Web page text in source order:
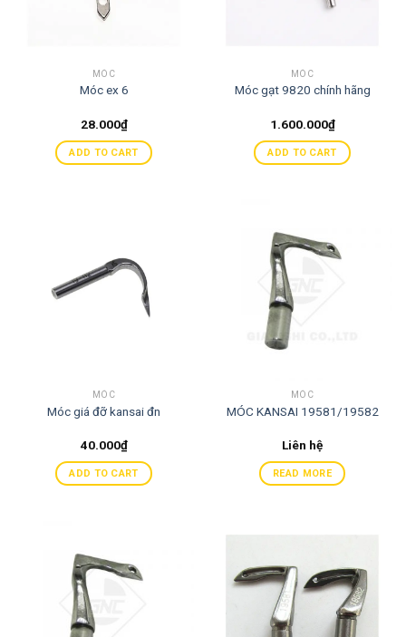
MÓC
Móc ex 6
28.000₫
ADD TO CART
MÓC
Móc gạt 9820 chính hãng
1.600.000₫
ADD TO CART
MÓC
Móc giá đỡ kansai đn
40.000₫
ADD TO CART
MÓC
MÓC KANSAI 19581/19582
Liên hệ
READ MORE